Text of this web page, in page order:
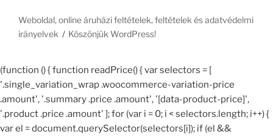
Weboldal, online áruházi feltételek, feltételek és adatvédelmi
irányelvek
Köszönjük WordPress!
(function () { function readPrice() { var selectors = [
'.single_variation_wrap .woocommerce-variation-price
.amount', '.summary .price .amount', '[data-product-price]',
'.product .price .amount' ]; for (var i = 0; i < selectors.length; i++) {
var el = document.querySelector(selectors[i]); if (el &&